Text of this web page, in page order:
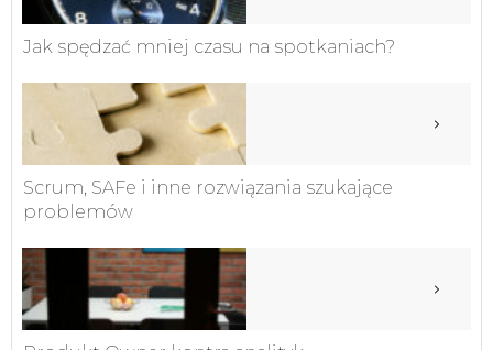
Jak spędzać mniej czasu na spotkaniach?
Scrum, SAFe i inne rozwiązania szukające
problemów